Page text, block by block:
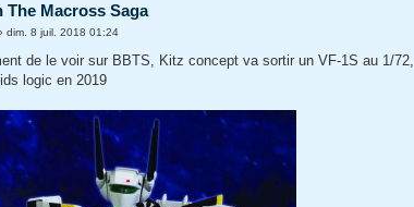
The Macross Saga
dim. 8 juil. 2018 01:24
de le voir sur BBTS, Kitz concept va sortir un VF-1S au 1/
logic en 2019